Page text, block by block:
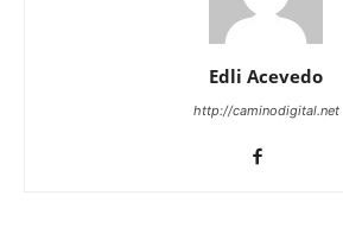
Edli Acevedo
http://caminodigital.net